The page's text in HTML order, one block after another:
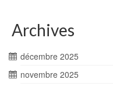
Archives
décembre 2025
novembre 2025